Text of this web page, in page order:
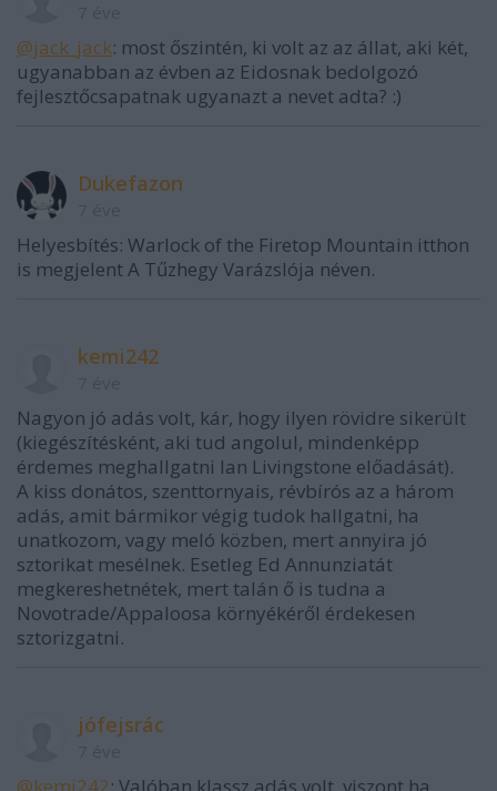
@jack_jack: most őszintén, ki volt az az állat, aki két,
ugyanabban az évben az Eidosnak bedolgozó
fejlesztőcsapatnak ugyanazt a nevet adta? :)
Dukefazon
Helyesbítés: Warlock of the Firetop Mountain itthon
is megjelent A Tűzhegy Varázslója néven.
kemi242
Nagyon jó adás volt, kár, hogy ilyen rövidre sikerült
(kiegészítésként, aki tud angolul, mindenképp
érdemes meghallgatni Ian Livingstone előadását).
A kiss donátos, szenttornyais, révbírós az a három
adás, amit bármikor végig tudok hallgatni, ha
unatkozom, vagy meló közben, mert annyira jó
sztorikat mesélnek. Esetleg Ed Annunziatát
megkereshetnétek, mert talán ő is tudna a
Novotrade/Appaloosa környékéről érdekesen
sztorizgatni.
jófejsrác
@kemi242: Valóban klassz adás volt, viszont ha